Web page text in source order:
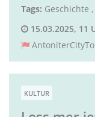
Tags: Geschichte ,
15.03.2025, 11
KULTUR